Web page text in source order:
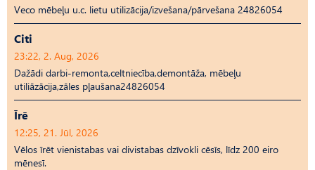
Veco mēbeļu u.c. lietu utilizācija/izvešana/pārvešana 24826054
Citi
23:22, 2. Aug, 2026
Dažādi darbi-remonta,celtniecība,demontāža, mēbeļu
utiliāzācija,zāles pļaušana24826054
Īrē
12:25, 21. Jūl, 2026
Vēlos īrēt vienistabas vai divistabas dzīvokli cēsīs, līdz 200 eiro
mēnesī.